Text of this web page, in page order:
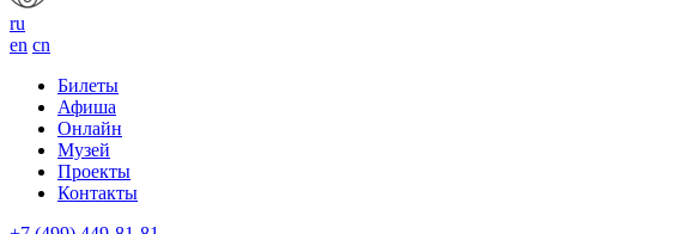
ru
en cn
Билеты
Афиша
Онлайн
Музей
Проекты
Контакты